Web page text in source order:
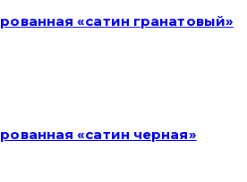
«сатин гранатовый»
«сатин черная»